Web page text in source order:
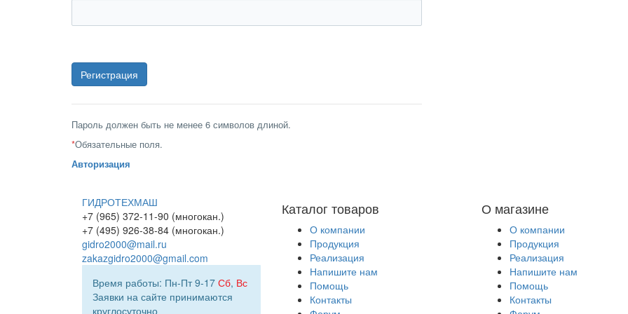
Пароль должен быть не менее 6 символов длиной.
*Обязательные поля.
Авторизация
О магазине
О компании
Продукция
Реализация
Напишите нам
Помощь
Контакты
Каталог товаров
О компании
Продукция
Реализация
Напишите нам
Помощь
Контакты
ГИДРОТЕХМАШ
+7 (965) 372-11-90 (многокан.)
+7 (495) 926-38-84 (многокан.)
gidro2000@mail.ru
zakazgidro2000@gmail.com
Время работы: Пн-Пт 9-17 Сб, Вс
Заявки на сайте принимаются
круглосуточно